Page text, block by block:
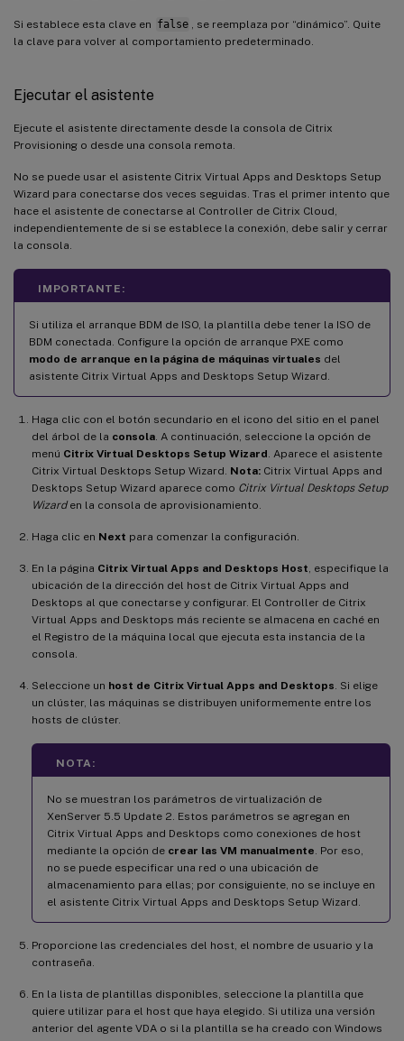
Si establece esta clave en false
, se reemplaza por “dinámico”. Quite
la clave para volver al comportamiento predeterminado.
Ejecutar el asistente
Ejecute el asistente directamente desde la consola de Citrix
Provisioning o desde una consola remota.
No se puede usar el asistente Citrix Virtual Apps and Desktops Setup
Wizard para conectarse dos veces seguidas. Tras el primer intento que
hace el asistente de conectarse al Controller de Citrix Cloud,
independientemente de si se establece la conexión, debe salir y cerrar
la consola.
IMPORTANTE:
Si utiliza el arranque BDM de ISO, la plantilla debe tener la ISO de
BDM conectada. Configure la opción de arranque PXE como
modo de arranque en la página de máquinas virtuales del
asistente Citrix Virtual Apps and Desktops Setup Wizard.
Haga clic con el botón secundario en el icono del sitio en el panel
del árbol de la consola . A continuación, seleccione la opción de
menú Citrix Virtual Desktops Setup Wizard . Aparece el asistente
Citrix Virtual Desktops Setup Wizard. Nota: Citrix Virtual Apps and
Desktops Setup Wizard aparece como Citrix Virtual Desktops Setup
Wizarden la consola de aprovisionamiento.
Haga clic en Next para comenzar la configuración.
En la página Citrix Virtual Apps and Desktops Host , especifique la
ubicación de la dirección del host de Citrix Virtual Apps and
Desktops al que conectarse y configurar. El Controller de Citrix
Virtual Apps and Desktops más reciente se almacena en caché en
el Registro de la máquina local que ejecuta esta instancia de la
consola.
Seleccione un host de Citrix Virtual Apps and Desktops . Si elige
un clúster, las máquinas se distribuyen uniformemente entre los
hosts de clúster.
NOTA:
No se muestran los parámetros de virtualización de
XenServer 5.5 Update 2. Estos parámetros se agregan en
Citrix Virtual Apps and Desktops como conexiones de host
mediante la opción de crear las VM manualmente . Por eso,
no se puede especificar una red o una ubicación de
almacenamiento para ellas; por consiguiente, no se incluye en
el asistente Citrix Virtual Apps and Desktops Setup Wizard.
Proporcione las credenciales del host, el nombre de usuario y la
contraseña.
En la lista de plantillas disponibles, seleccione la plantilla que
quiere utilizar para el host que haya elegido. Si utiliza una versión
anterior del agente VDA o si la plantilla se ha creado con Windows